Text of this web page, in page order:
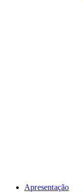
Apresentação